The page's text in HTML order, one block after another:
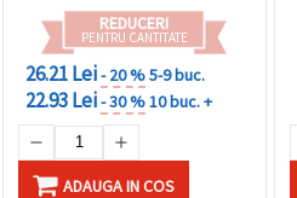
REDUCERI
PENTRU CANTITATE
26.21 Lei- 20 %5-9 buc.
22.93 Lei- 30 %10 buc. +
ADAUGA IN COS